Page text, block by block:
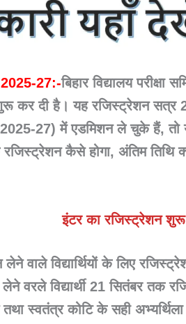
2025-27:-बिहार विद्यालय
कर दी है। यह रजिस्ट्रेशन सत्र
27) में एडमिशन ले चुके हैं, तो
कैसे होगा, अंतिम तिथि
इंटर का रजिस्ट्रेशन शुरू
लेने वाले विद्यार्थियों के लिए
वरले विद्यार्थी 21 सितंबर तक
स्वतंत्र कोटि के सही अभ्यर्थिला